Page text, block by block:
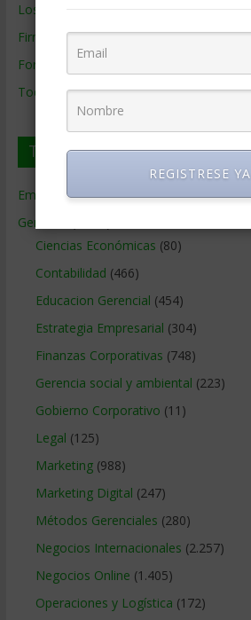
Los mejores MBA
Firmas de Gerencia
Formación de Gerencia
Todos los Temas
Temas de Gerencia
Empresas de Gerencia(38)
Gerencia
Ciencias Económicas (80)
Contabilidad (466)
Educacion Gerencial (454)
Estrategia Empresarial (304)
Finanzas Corporativas (748)
Gerencia social y ambiental (223)
Gobierno Corporativo (11)
Legal (125)
Marketing(988)
Marketing Digital (247)
Métodos Gerenciales (280)
Negocios Internacionales (2.257)
Negocios Online (1.405)
Operaciones y Logística (172)
REGISTRESE YA